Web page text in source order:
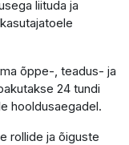
liituda ja
õppe-, teadus- ja
24 tundi
hooldusaegadel.
rollide ja õiguste